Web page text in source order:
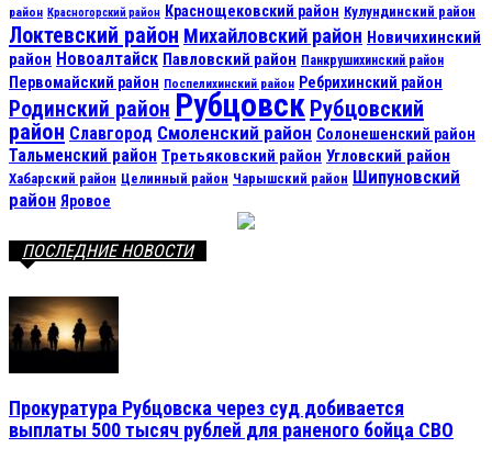
район Красногорский район Краснощековский район Кулундинский район
Локтевский район Михайловский район Новичихинский
район Новоалтайск Павловский район Панкрушихинский район
Первомайский район Поспелихинский район Ребрихинский район
Родинский район Рубцовск Рубцовский
район Славгород Смоленский район Солонешенский район
Тальменский район Третьяковский район Угловский район
Хабарский район Целинный район Чарышский район Шипуновский
район Яровое
ПОСЛЕДНИЕ НОВОСТИ
Прокуратура Рубцовска через суд добивается
выплаты 500 тысяч рублей для раненого бойца СВО